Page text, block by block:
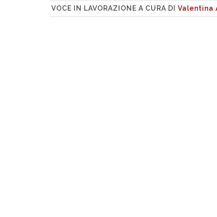
VOCE IN LAVORAZIONE A CURA DI Valentina